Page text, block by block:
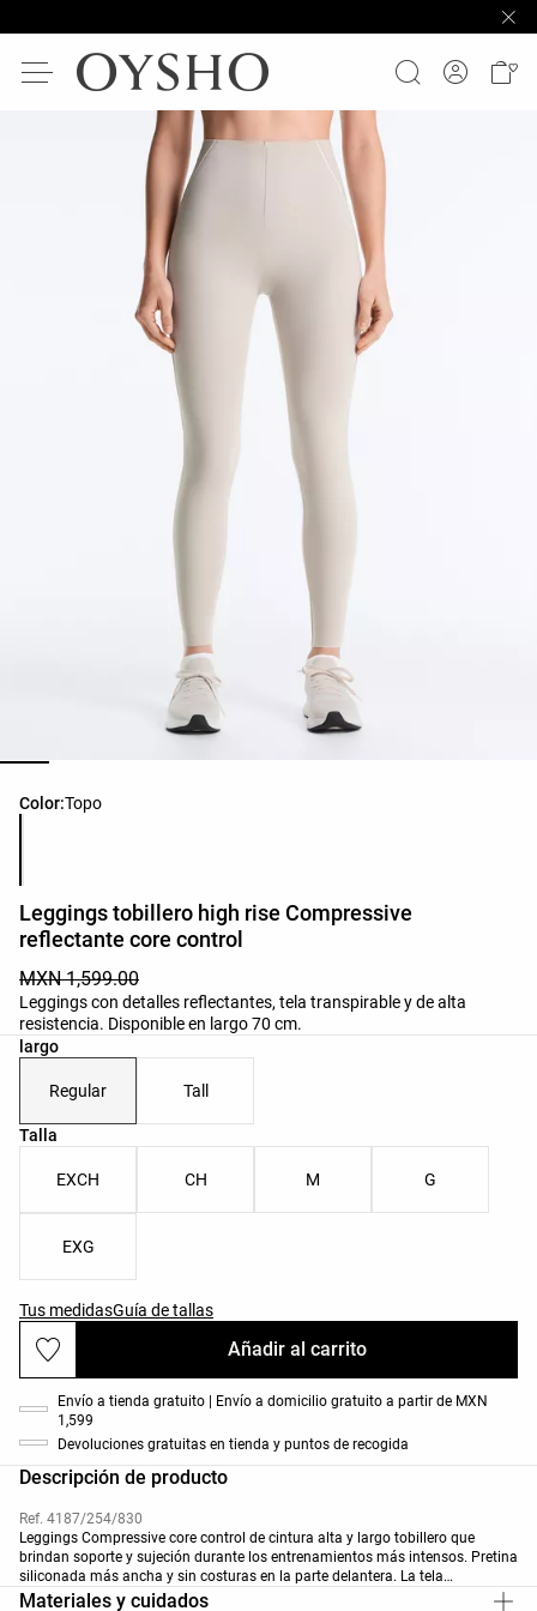
Color:Topo
Lista de colores del producto
Leggings tobillero high rise Compressive
reflectante core control
MXN 1,599.00
Leggings con detalles reflectantes, tela transpirable y de alta
resistencia. Disponible en largo 70 cm.
largo
Regular Tall
Talla
Lista de tallas del producto
EXCH CH M G
EXG
Tus medidasGuía de tallas
Añadir al carrito
Envío a tienda gratuito | Envío a domicilio gratuito a partir de MXN
1,599
Devoluciones gratuitas en tienda y puntos de recogida
Descripción de producto
Ref. 4187/254/830
Leggings Compressive core control de cintura alta y largo tobillero que
brindan soporte y sujeción durante los entrenamientos más intensos. Pretina
siliconada más ancha y sin costuras en la parte delantera. La tela
moldeadora define y estiliza sin restringir los movimientos. Detalles de líneas
Materiales y cuidados